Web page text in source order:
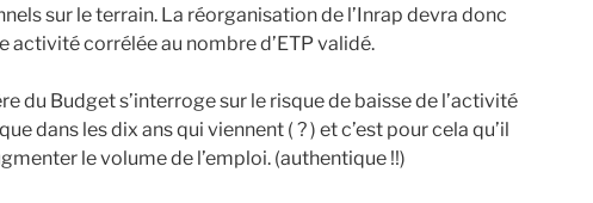
sur le terrain. La réorganisation de l’Inrap devra donc
activité corrélée au nombre d’ETP validé.
du Budget s’interroge sur le risque de baisse de l’activité
dans les dix ans qui viennent ( ? ) et c’est pour cela qu’il
le volume de l’emploi. (authentique !!)